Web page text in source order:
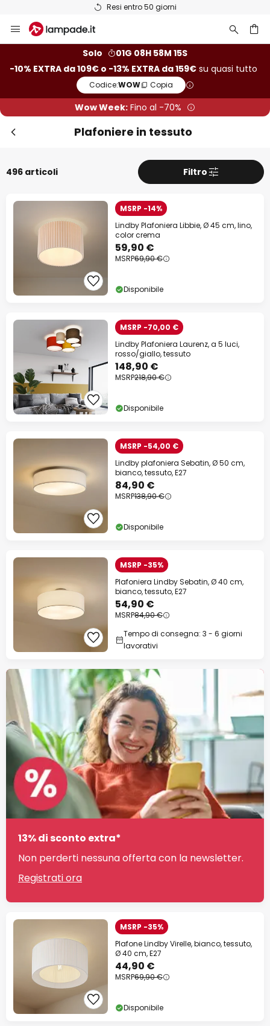
Resi entro 50 giorni
Salta
al
Solo
01G 08H 58M 13S
-10% EXTRA da 109€ o -13% EXTRA da 159€ su quasi tutto
Codice:WOW Copia
Wow Week: Fino al -70%
Plafoniere in tessuto
496 articoli Filtro
MSRP -14%
Lindby Plafoniera Libbie, Ø 45 cm, lino,
color crema
59,90 €
MSRP69,90 €
Disponibile
MSRP -70,00 €
Lindby Plafoniera Laurenz, a 5 luci,
rosso/giallo, tessuto
148,90 €
MSRP218,90 €
Disponibile
MSRP -54,00 €
Lindby plafoniera Sebatin, Ø 50 cm,
bianco, tessuto, E27
84,90 €
MSRP138,90 €
Disponibile
MSRP -35%
Plafoniera Lindby Sebatin, Ø 40 cm,
bianco, tessuto, E27
54,90 €
MSRP84,90 €
Tempo di consegna: 3 - 6 giorni
lavorativi
13% di sconto extra*
Non perderti nessuna offerta con la newsletter.
Registrati ora
MSRP -35%
Plafone Lindby Virelle, bianco, tessuto,
Ø 40 cm, E27
44,90 €
MSRP69,90 €
Disponibile
-10% di scontoda 109€
-13% di scontoda 159€
su quasi tutto*
Codice:WOW Copia
Risparmia ora
*Fabbricanti esclusi